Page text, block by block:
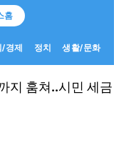
홈
/경제 정치 생활/문화
지 훔쳐..시민 세금